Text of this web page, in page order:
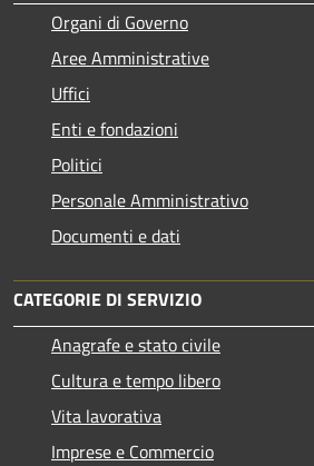
Organi di Governo
Aree Amministrative
Uffici
Enti e fondazioni
Politici
Personale Amministrativo
Documenti e dati
CATEGORIE DI SERVIZIO
Anagrafe e stato civile
Cultura e tempo libero
Vita lavorativa
Imprese e Commercio